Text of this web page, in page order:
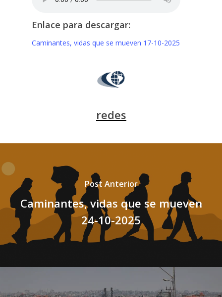
Enlace para descargar:
Caminantes, vidas que se mueven 17-10-2025
redes
Post Anterior
Caminantes, vidas que se mueven
24-10-2025